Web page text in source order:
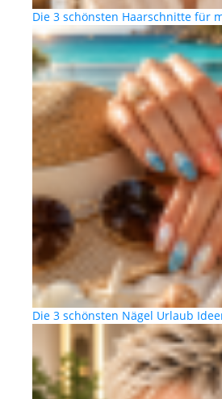
Die 3 schönsten Haarschnitte für
Die 3 schönsten Nägel Urlaub